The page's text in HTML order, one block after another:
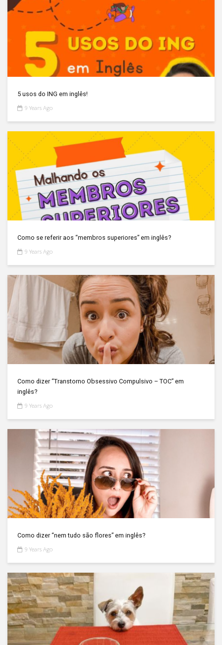
5 usos do ING em inglês!
9 Years Ago
Como se referir aos “membros superiores” em inglês?
9 Years Ago
Como dizer “Transtorno Obsessivo Compulsivo – TOC” em
inglês?
9 Years Ago
Como dizer “nem tudo são flores” em inglês?
9 Years Ago